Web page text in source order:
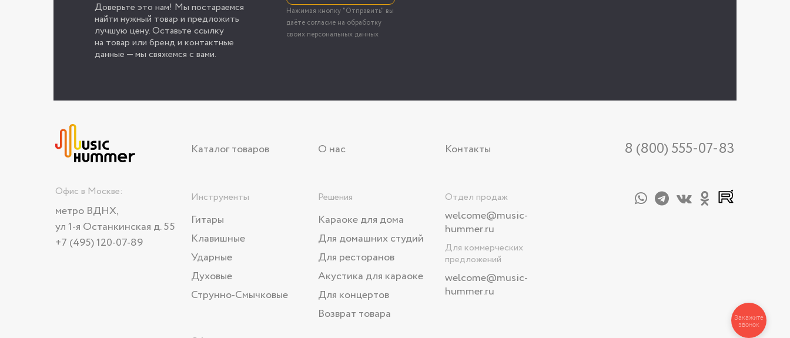
Доверьте это нам! Мы постараемся
найти нужный товар и предложить
лучшую цену. Оставьте ссылку
на товар или бренд и контактные
данные — мы свяжемся с вами.
Нажимая кнопку "Отправить" вы
даёте согласие на обработку
своих персональных данных
Каталог товаров О нас Контакты 8 (800) 555-07-83
Инструменты
Гитары
Клавишные
Ударные
Духовые
Струнно-Смычковые
Решения
Караоке для дома
Для домашних студий
Для ресторанов
Акустика для караоке
Для концертов
Возврат товара
Отдел продаж
welcome@music-
hummer.ru
Для коммерческих
предложений
welcome@music-
hummer.ru
Офис в Москве:
метро ВДНХ,
ул 1-я Останкинская д. 55
+7 (495) 120-07-89
Закажите
звонок